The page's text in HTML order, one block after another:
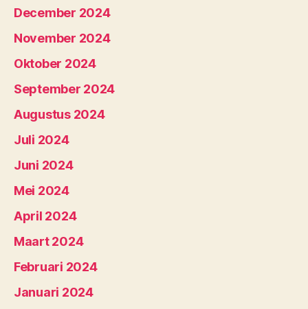
December 2024
November 2024
Oktober 2024
September 2024
Augustus 2024
Juli 2024
Juni 2024
Mei 2024
April 2024
Maart 2024
Februari 2024
Januari 2024